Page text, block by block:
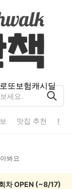
또보험캐시딜
맛집 추천 분
봐요
차 OPEN (~8/17)